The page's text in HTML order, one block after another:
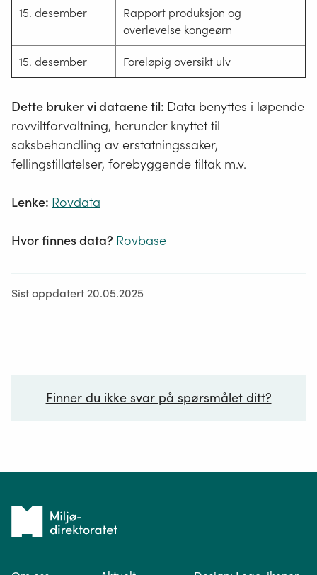
15. desember
Rapport produksjon og
overlevelse kongeørn
15. desember Foreløpig oversikt ulv
Dette bruker vi dataene til: Data benyttes i løpende
rovviltforvaltning, herunder knyttet til
saksbehandling av erstatningssaker,
fellingstillatelser, forebyggende tiltak m.v.
Lenke: Rovdata
Hvor finnes data? Rovbase
Sist oppdatert 20.05.2025
Finner du ikke svar på spørsmålet ditt?
Tilbake